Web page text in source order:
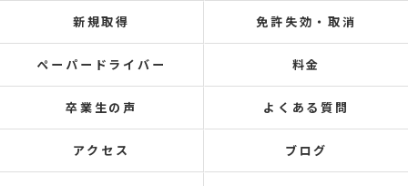
新規取得 免許失効・取消
ペーパードライバー 料金
卒業生の声 よくある質問
アクセス ブログ